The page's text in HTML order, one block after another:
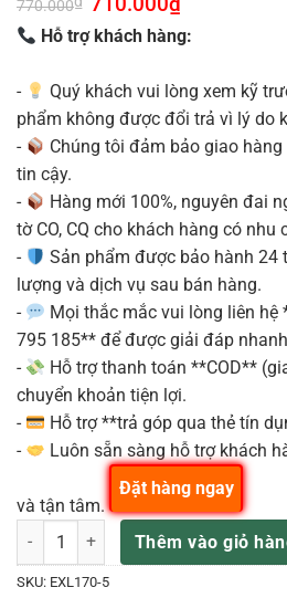
770.000
gốc
là:
770.000₫.
tại
là:
Hỗ trợ khách hàng:
-
Quý khách vui lòng xem kỹ
phẩm không được đổi trả vì lý do
-
Chúng tôi đảm bảo giao
tin cậy.
-
Hàng mới 100%, nguyên đai
tờ CO, CQ cho khách hàng có nhu
-
Sản phẩm được bảo hành 24
lượng và dịch vụ sau bán hàng.
-
Mọi thắc mắc vui lòng liên hệ
795 185** để được giải đáp
-
Hỗ trợ thanh toán **COD**
chuyển khoản tiện lợi.
-
Hỗ trợ **trả góp qua thẻ tín
-
Luôn sẵn sàng hỗ trợ khách
và tận tâm.
DADDARIO EXL170-5 BỘ DÂY BASS
Thêm vào giỏ
Đặt hàng ngay
SKU: EXL170-5